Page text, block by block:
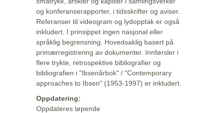
og konferanserapporter, i tidsskrifter og aviser.
Referanser til videogram og lydopptak er også
inkludert. I prinsippet ingen nasjonal eller
språklig begrensning. Hovedsaklig basert på
primærregistrering av dokumenter. Innførsler i
flere trykte, retrospektive bibliografier og
bibliografien i "Ibsenårbok" / "Contemporary
approaches to Ibsen" (1953-1997) er inkludert.
Oppdatering:
Oppdateres løpende